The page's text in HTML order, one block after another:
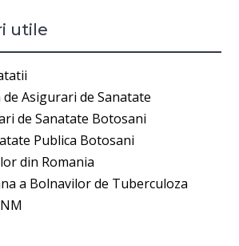
utile
Asigurari de Sanatate
de Sanatate Botosani
Publica Botosani
din Romania
a Bolnavilor de Tuberculoza